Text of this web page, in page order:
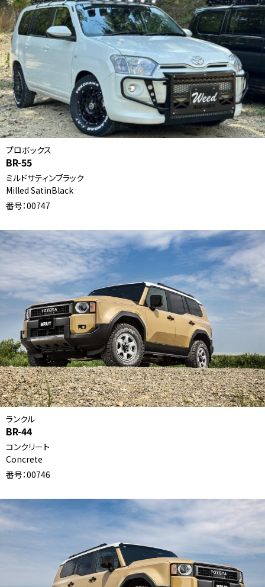
プロボックス
BR-55
ミルドサティンブラック
Milled SatinBlack
番号：00747
ランクル
BR-44
コンクリート
Concrete
番号：00746